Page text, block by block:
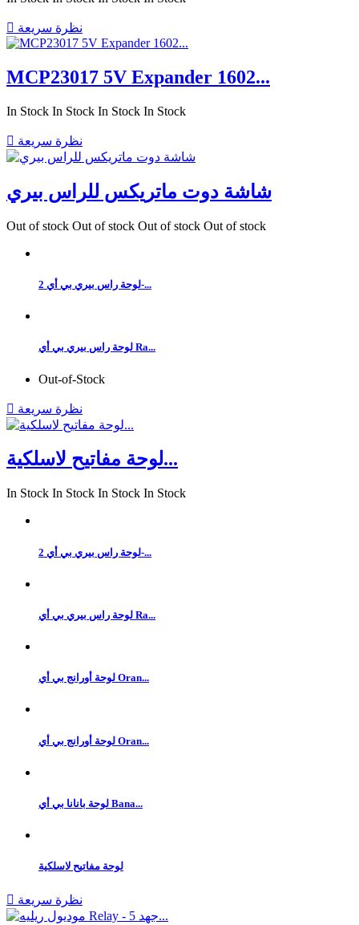
 نظرة سريعة
MCP23017 5V Expander 1602...
In Stock In Stock In Stock In Stock
 نظرة سريعة
شاشة دوت ماتريكس للراس بيري
Out of stock Out of stock Out of stock Out of stock
لوحة راس بيري بي أي 2-...
لوحة راس بيري بي أي Ra...
Out-of-Stock
 نظرة سريعة
لوحة مفاتيح لاسلكية...
In Stock In Stock In Stock In Stock
لوحة راس بيري بي أي 2-...
لوحة راس بيري بي أي Ra...
لوحة أورانج بي أي Oran...
لوحة أورانج بي أي Oran...
لوحة بانانا بي أي Bana...
لوحة مفاتيح لاسلكية
 نظرة سريعة